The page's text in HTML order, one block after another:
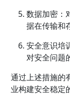
数据加密：
据在传输和
安全意识培
对安全问题
通过上述措施的
业构建安全稳定